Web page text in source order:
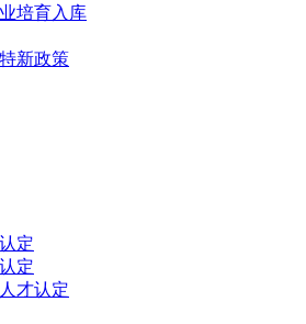
培育入库
新政策
定
定
才认定